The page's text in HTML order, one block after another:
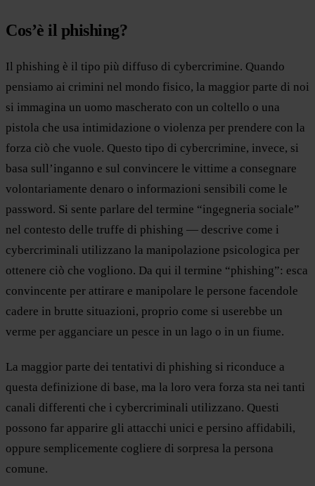
Cos’è il phishing?
Il phishing è il tipo più diffuso di cybercrimine. Quando
pensiamo ai crimini nel mondo fisico, la maggior parte di noi
si immagina un uomo mascherato con un coltello o una
pistola che usa intimidazione o violenza per prendere con la
forza ciò che vuole. Questo tipo di cybercrimine, invece, si
basa sull’inganno e sul convincere le vittime a consegnare
volontariamente denaro o informazioni sensibili come le
password. Si sente parlare del termine “ingegneria sociale”
nel contesto delle truffe di phishing — descrive come i
cybercriminali utilizzano la manipolazione psicologica per
ottenere ciò che vogliono. Da qui il termine “phishing”: esca
convincente per attirare e manipolare le persone facendole
cadere in brutte situazioni, proprio come si userebbe un
verme per agganciare un pesce in un lago o in un fiume.
La maggior parte dei tentativi di phishing si riconduce a
questa definizione di base, ma la loro vera forza sta nei tanti
canali differenti che i cybercriminali utilizzano. Questi
possono far apparire gli attacchi unici e persino affidabili,
oppure semplicemente cogliere di sorpresa la persona
comune.